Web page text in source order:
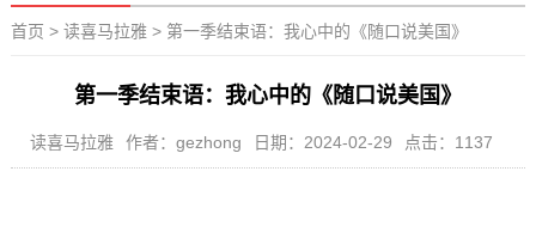
首页 > 读喜马拉雅> 第一季结束语：我心中的《随口说美国》
第一季结束语：我心中的《随口说美国》
读喜马拉雅 作者：gezhong 日期：2024-02-29 点击：1137